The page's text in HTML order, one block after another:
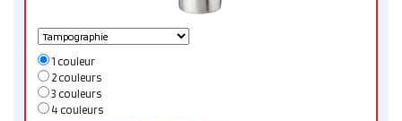
1 couleur
2 couleurs
3 couleurs
4 couleurs